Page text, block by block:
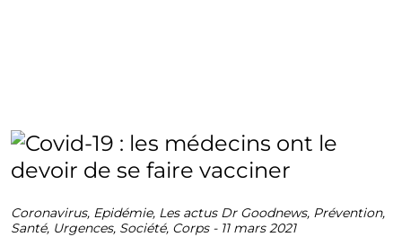
Coronavirus, Epidémie, Les actus Dr Goodnews, Prévention,
Santé, Urgences, Société, Corps- 11 mars 2021